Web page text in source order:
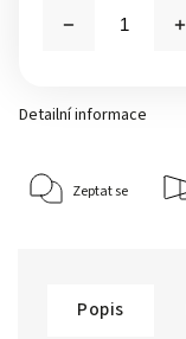
Detailní informace
Zeptat se
Popis